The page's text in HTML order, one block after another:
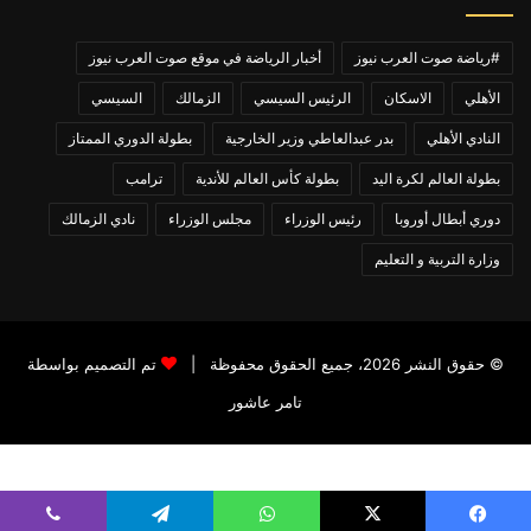
#رياضة صوت العرب نيوز أخبار الرياضة في موقع صوت العرب نيوز
الأهلي الاسكان الرئيس السيسي الزمالك السيسي
النادي الأهلي بدر عبدالعاطي وزير الخارجية بطولة الدوري الممتاز
بطولة العالم لكرة اليد بطولة كأس العالم للأندية ترامب
دوري أبطال أوروبا رئيس الوزراء مجلس الوزراء نادي الزمالك
وزارة التربية و التعليم
© حقوق النشر 2026، جميع الحقوق محفوظة |
تم التصميم بواسطة
تامر عاشور